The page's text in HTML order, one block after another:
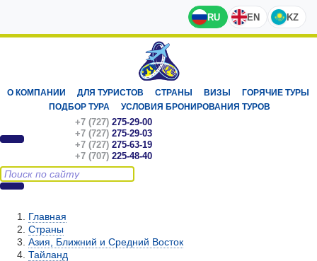
RU EN KZ
О КОМПАНИИ ДЛЯ ТУРИСТОВ СТРАНЫ ВИЗЫ
ГОРЯЧИЕ ТУРЫ
ПОДБОР ТУРА
УСЛОВИЯ БРОНИРОВАНИЯ ТУРОВ
+7 (727) 275-29-00
+7 (727) 275-29-03
+7 (727) 275-63-19
+7 (707) 225-48-40
Главная
Страны
Азия, Ближний и Средний Восток
Тайланд